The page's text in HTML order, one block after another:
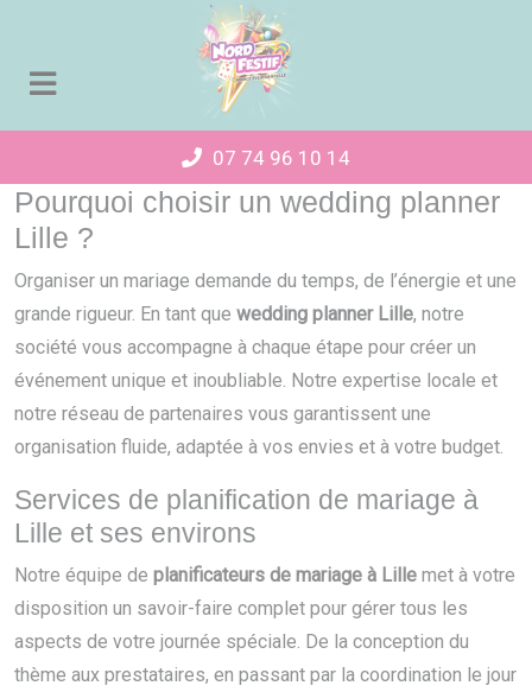
07 74 96 10 14
Pourquoi choisir un wedding planner
Lille ?
Organiser un mariage demande du temps, de l’énergie et une
grande rigueur. En tant que wedding planner Lille, notre
société vous accompagne à chaque étape pour créer un
événement unique et inoubliable. Notre expertise locale et
notre réseau de partenaires vous garantissent une
organisation fluide, adaptée à vos envies et à votre budget.
Services de planification de mariage à
Lille et ses environs
Notre équipe de planificateurs de mariage à Lille met à votre
disposition un savoir-faire complet pour gérer tous les
aspects de votre journée spéciale. De la conception du
thème aux prestataires, en passant par la coordination le jour
Panneau de gestion des cookies